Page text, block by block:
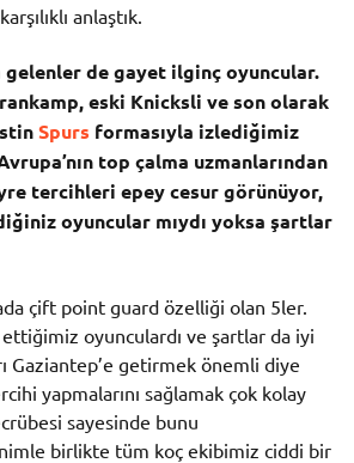
anlaştık.
gelenler de gayet ilginç oyuncular.
eski Knicksli ve son olarak
Spurs formasıyla izlediğimiz
top çalma uzmanlarından
tercihleri epey cesur görünüyor,
oyuncular mıydı yoksa şartlar
çift point guard özelliği olan 5ler.
oyunculardı ve şartlar da iyi
Gaziantep’e getirmek önemli diye
yapmalarını sağlamak çok kolay
sayesinde bunu
birlikte tüm koç ekibimiz ciddi bir